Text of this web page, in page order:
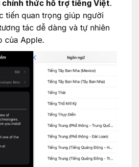
chính thức hỗ trợ tiếng Việt.
tiến quan trọng giúp người
tác dễ dàng và tự nhiên
của Apple.